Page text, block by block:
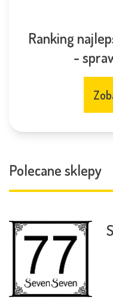
Ranking
-
Polecane sklepy